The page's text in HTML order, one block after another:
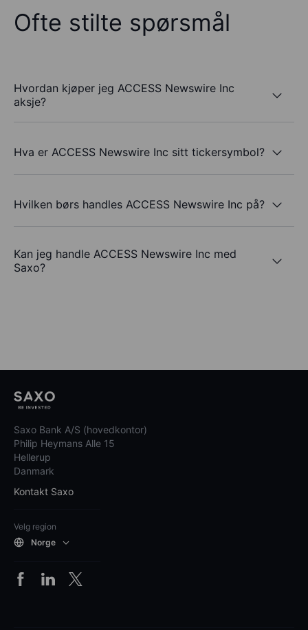
Ofte stilte spørsmål
Hvordan kjøper jeg ACCESS Newswire Inc
aksje?
Hva er ACCESS Newswire Inc sitt tickersymbol?
Hvilken børs handles ACCESS Newswire Inc på?
Kan jeg handle ACCESS Newswire Inc med
Saxo?
Saxo Bank A/S (hovedkontor)
Philip Heymans Alle 15
Hellerup
Danmark
Kontakt Saxo
Velg region
Norge